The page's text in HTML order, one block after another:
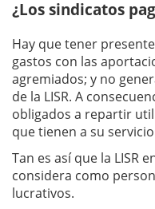
¿Los sindicatos
Hay que tener
gastos con las
agremiados; y no
de la LISR. A
obligados a repartir
que tienen a su
Tan es así que la LISR
considera como
lucrativos.